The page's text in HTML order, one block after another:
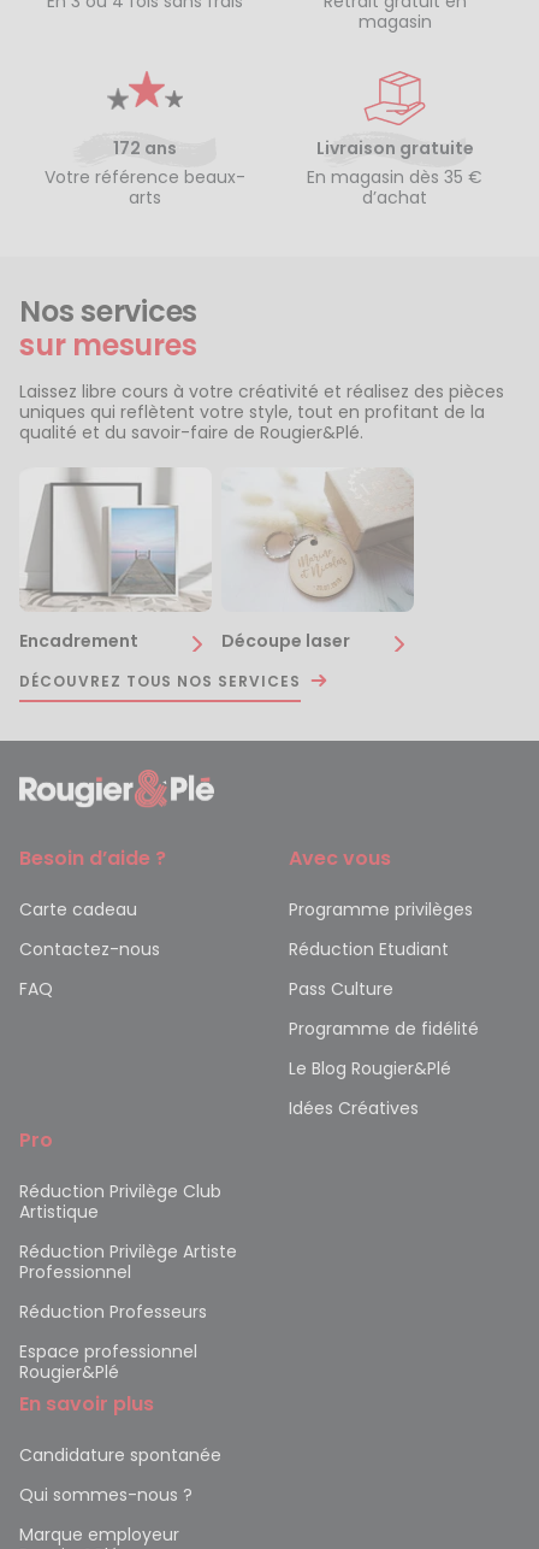
magasin
172 ans
Votre référence beaux-
arts
Livraison gratuite
En magasin dès 35 €
d’achat
Nos services
sur mesures
Laissez libre cours à votre créativité et réalisez des pièces
uniques qui reflètent votre style, tout en profitant de la
qualité et du savoir-faire de Rougier&Plé.
Encadrement Découpe laser
DÉCOUVREZ TOUS NOS SERVICES
Besoin d’aide ?
Carte cadeau
Contactez-nous
FAQ
Avec vous
Programme privilèges
Réduction Etudiant
Pass Culture
Programme de fidélité
Le Blog Rougier&Plé
Idées Créatives
Pro
Réduction Privilège Club
Artistique
Réduction Privilège Artiste
Professionnel
Réduction Professeurs
Espace professionnel
Rougier&Plé
En savoir plus
Candidature spontanée
Qui sommes-nous ?
Marque employeur